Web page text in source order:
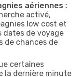
aériennes :
activé,
low cost et
dates de voyage
de chances de
certaines
la dernière minute